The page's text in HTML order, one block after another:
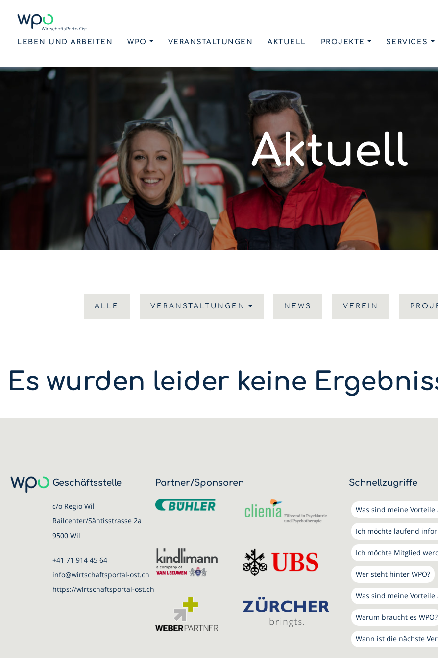
LEBEN UND ARBEITEN WPO VERANSTALTUNGEN AKTUELL PROJEKTE SERVICES
Aktuell
ALLE VERANSTALTUNGEN NEWS VEREIN
Es wurden leider keine
Geschäftsstelle
c/o Regio Wil
Railcenter/Säntisstrasse 2a
9500 Wil
+41 71 914 45 64
info@wirtschaftsportal-ost.ch
https://wirtschaftsportal-ost.ch
Partner/Sponsoren Schnellzugriffe
Was sind meine Vorteile
Ich möchte laufend
Ich möchte Mitglied
Wer steht hinter WPO?
Was sind meine Vorteile
Warum braucht es WPO?
Wann ist die nächste